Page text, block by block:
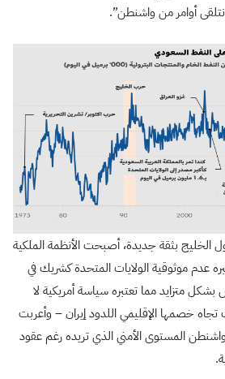
أوامر من واشنطن”.
الخليج بثقة جديدة، أصبحت الأنظمة الملكية
عدم موثوقية الولايات المتحدة كشريك في
متزايد مما تعتبره سياسة أمريكية لا
تجاه خصمها الإقليمي اللدود إيران – وأعربت
المستوى الأمني الذي تريده رغم عقود